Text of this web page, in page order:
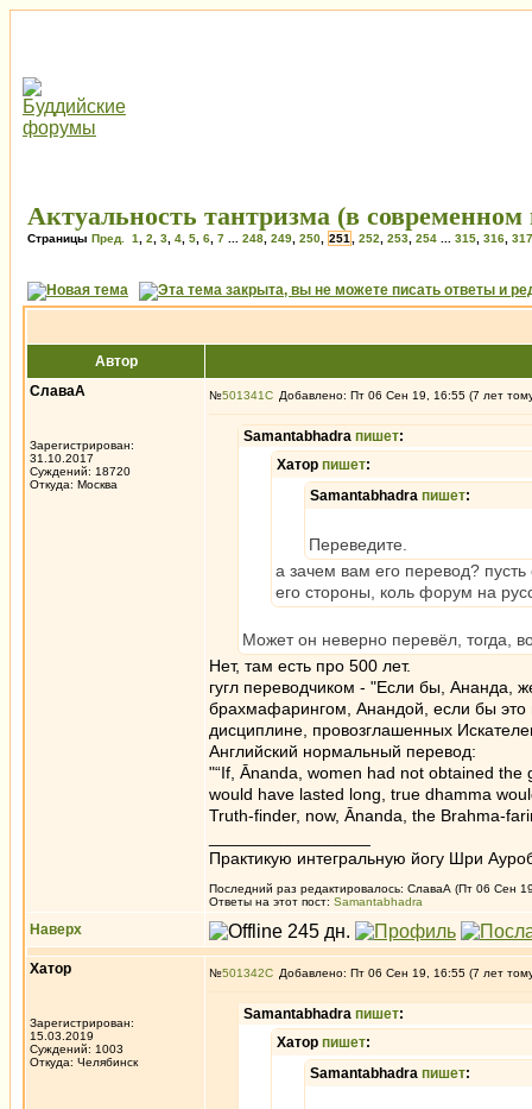
Актуальность тантризма (в современном
Страницы Пред. 1 2 3 4 5 6 7 248 249 250 251 252 253 254 315 316 317
Автор
СлаваА
Зарегистрирован:
31.10.2017
Суждений: 18720
Откуда: Москва
№501341 Добавлено: Пт 06 Сен 19, 16:55 (7 лет
Samantabhadra пишет:
Хатор пишет:
Samantabhadra пишет:
Переведите.
а зачем вам его перевод? пусть
его стороны, коль форум на
Может он неверно перевёл, тогда,
Нет, там есть про 500 лет.
гугл переводчиком - "Если бы, Ананда,
брахмафарингом, Анандой, если бы
дисциплине, провозглашенных
Английский нормальный перевод:
"“If, Ānanda, women had not obtained
would have lasted long, true dhamma
Truth-finder, now, Ānanda, the Brahma-
Практикую интегральную йогу Шри
Последний раз редактировалось: СлаваА (Пт 06 Сен
Ответы на этот пост: Samantabhadra
Наверх
Хатор
Зарегистрирован:
15.03.2019
Суждений: 1003
Откуда: Челябинск
№501342 Добавлено: Пт 06 Сен 19, 16:55 (7 лет
Samantabhadra пишет:
Хатор пишет:
Samantabhadra пишет: